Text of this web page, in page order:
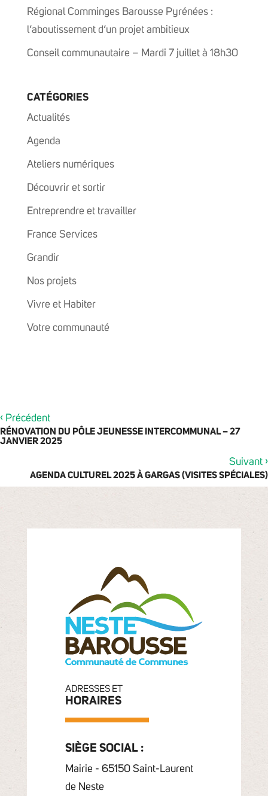
Régional Comminges Barousse Pyrénées :
l’aboutissement d’un projet ambitieux
Conseil communautaire – Mardi 7 juillet à 18h30
CATÉGORIES
Actualités
Agenda
Ateliers numériques
Découvrir et sortir
Entreprendre et travailler
France Services
Grandir
Nos projets
Vivre et Habiter
Votre communauté
‹ Précédent
RÉNOVATION DU PÔLE JEUNESSE INTERCOMMUNAL – 27
JANVIER 2025
Suivant ›
AGENDA CULTUREL 2025 À GARGAS (VISITES SPÉCIALES)
ADRESSES ET
HORAIRES
SIÈGE SOCIAL :
Mairie - 65150 Saint-Laurent
de Neste